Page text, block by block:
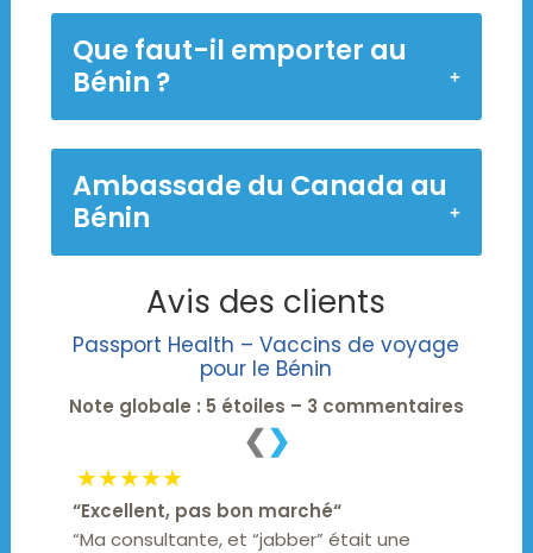
Que faut-il emporter au
Bénin ?
Ambassade du Canada au
Bénin
Avis des clients
Passport Health – Vaccins de voyage
pour le Bénin
Note globale : 5 étoiles – 3 commentaires
❮❯
★★★★★
“Excellent, pas bon marché“
“Ma consultante, et “jabber” était une